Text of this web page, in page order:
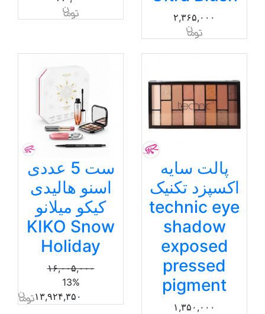
۲,۳۶۵,۰۰۰
پالت سایه
اکسپزد تکنیک
technic eye
shadow
exposed
pressed
pigment
۱,۳۵۰,۰۰۰
ست 5 عددی
اسنو هالیدی
کیکو میلانو
KIKO Snow
Holiday
۱۶,۰۰۵,۰۰۰
13%
۱۳,۹۲۴,۳۵۰